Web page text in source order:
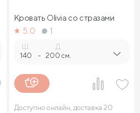
Кровать Olivia со стразами
5.0
1
140 -
Д.
200 см.
Доступно онлайн, доставка 20